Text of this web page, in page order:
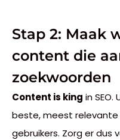
Stap 2: Maak
content die
zoekwoorden
Content is king in
beste, meest
gebruikers. Zorg er dus